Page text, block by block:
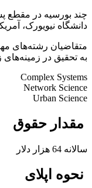
چند بورسیه در مقطع
دانشگاه نیویورک،
متقاضیان رشته‌های
به تحقیق در زمینه‌های
Complex Systems
Network Science
Urban Science
مقدار حقوق
سالانه 64 هزار دلار
نحوه اپلای